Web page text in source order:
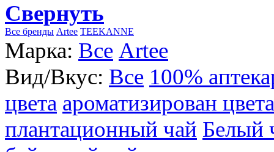
Свернуть
Все бренды Artee TEEKANNE
Марка: Все Artee
Вид/Вкус: Все 100%
цвета ароматизирован
плантационный чай Белый